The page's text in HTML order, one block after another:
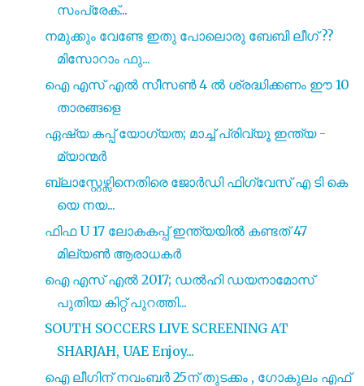
സംപ്രേക്...
നമുക്കും വേണ്ടേ ഇതു പോലൊരു ബേബി ലീഗ് ??
മിസോറാം ഫു...
ഐ എസ് എൽ സീസൺ 4 ൽ ശ്രദ്ധിക്കണം ഈ 10
താരങ്ങളെ
ഏഷ്യ കപ്പ് യോഗ്യത; മാച്ച് പ്രിവ്യൂ ഇന്ത്യ -
മ്യാന്മർ
ബ്ലാസ്റ്റേഴ്സിനെതിരെ ജോർഡി ഫിഗ്വേസ് എ ടി കെ
യെ നയ...
ഫിഫ U 17 ലോകകപ്പ് ഇന്ത്യയിൽ കണ്ടത് 47
മില്യൺ ആരാധകർ
ഐ എസ്‌ എൽ 2017; ഡൽഹി ഡയനാമോസ്
പുതിയ കിറ്റ് പുറത്തി...
SOUTH SOCCERS LIVE SCREENING AT
SHARJAH, UAE Enjoy...
ഐ ലീഗിന് നവംബർ 25ന് തുടക്കം , ഗോകുലം എഫ്